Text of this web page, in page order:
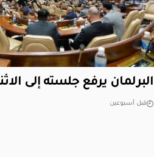
البرلمان يرفع جلسته إلى
قبل أسبوعين